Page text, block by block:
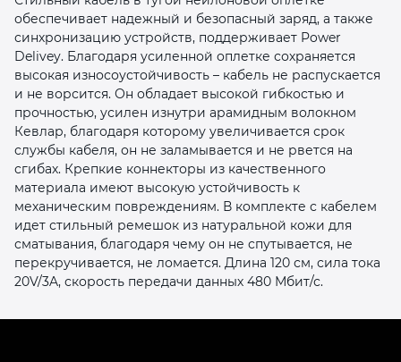
обеспечивает надежный и безопасный заряд, а также
синхронизацию устройств, поддерживает Power
Delivey. Благодаря усиленной оплетке сохраняется
высокая износоустойчивость – кабель не распускается
и не ворсится. Он обладает высокой гибкостью и
прочностью, усилен изнутри арамидным волокном
Кевлар, благодаря которому увеличивается срок
службы кабеля, он не заламывается и не рвется на
сгибах. Крепкие коннекторы из качественного
материала имеют высокую устойчивость к
механическим повреждениям. В комплекте с кабелем
идет стильный ремешок из натуральной кожи для
сматывания, благодаря чему он не спутывается, не
перекручивается, не ломается. Длина 120 см, сила тока
20V/3A, скорость передачи данных 480 Мбит/с.
раз в 2 недели